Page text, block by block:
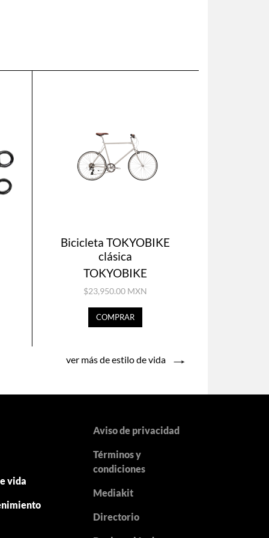
Bicicleta TOKYOBIKE
clásica
TOKYOBIKE
$23,950.00 MXN
COMPRAR
ver más de estilo de vida
vida
Aviso de privacidad
Términos y
condiciones
Mediakit
Directorio